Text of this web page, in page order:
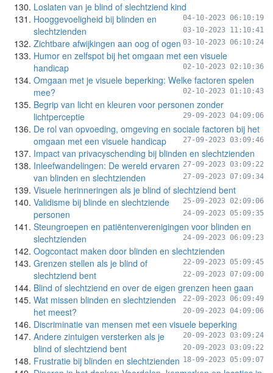
Loslaten van je blind of slechtziend kind
04-10-2023 06:10:19
Hooggevoeligheid bij blinden en
slechtzienden
03-10-2023 11:10:41
Zichtbare afwijkingen aan oog of ogen 03-10-2023 06:10:24
Humor en zelfspot bij het omgaan met een visuele
handicap
02-10-2023 02:10:36
Omgaan met je visuele beperking: Welke factoren spelen
mee?
02-10-2023 01:10:43
Begrip van licht en kleuren voor personen zonder
lichtperceptie
29-09-2023 04:09:06
De rol van opvoeding, omgeving en sociale factoren bij het
omgaan met een visuele handicap
27-09-2023 03:09:46
Impact van privacyschending bij blinden en slechtzienden
27-09-2023 03:09:22
Inleefwandelingen: De wereld ervaren
van blinden en slechtzienden
27-09-2023 07:09:34
Visuele herinneringen als je blind of slechtziend bent
25-09-2023 02:09:06
Validisme bij blinde en slechtziende
personen
24-09-2023 05:09:35
Steungroepen en patiëntenverenigingen voor blinden en
slechtzienden
24-09-2023 06:09:23
Oogcontact maken door blinden en slechtzienden
22-09-2023 05:09:45
Grenzen stellen als je blind of
slechtziend bent
22-09-2023 07:09:00
Blind of slechtziend en over de eigen grenzen heen gaan
22-09-2023 06:09:49
Wat missen blinden en slechtzienden
het meest?
20-09-2023 04:09:06
Discriminatie van mensen met een visuele beperking
20-09-2023 03:09:24
Andere zintuigen versterken als je
blind of slechtziend bent
20-09-2023 03:09:22
Frustratie bij blinden en slechtzienden 18-09-2023 05:09:07